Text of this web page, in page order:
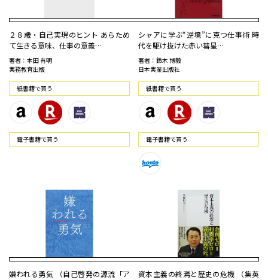
２８歳・自己実現のヒント あらため
て生きる意味、仕事の意義…
著者：本田 有明
実務教育出版
紙書籍で買う
電⼦書籍で買う
シャアに学ぶ“逆境”に克つ仕事術 時
代を駆け抜けた赤い彗星…
著者：鈴木 博毅
日本実業出版社
紙書籍で買う
電⼦書籍で買う
嫌われる勇気 （自己啓発の源流「ア
資本主義の終焉と歴史の危機 （集英